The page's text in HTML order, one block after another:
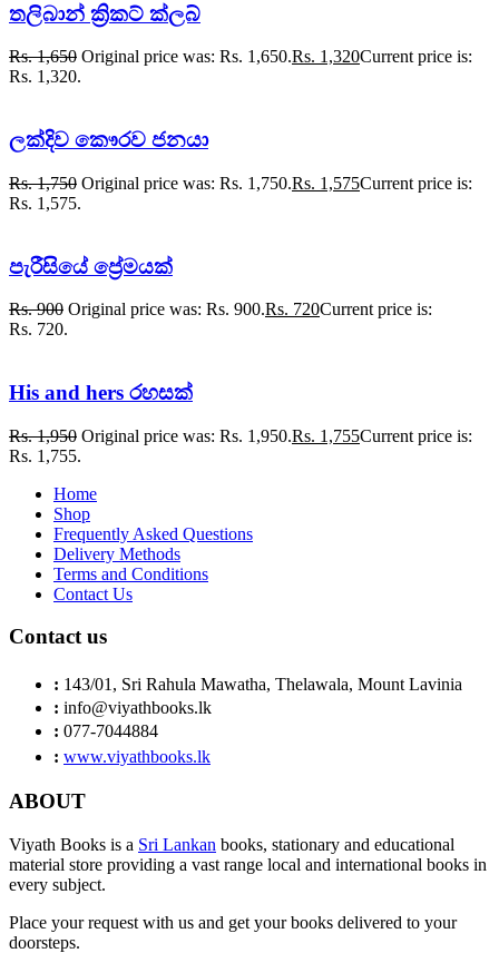
තලිබාන් ක්‍රිකට් ක්ලබ්
Rs.1,650 Original price was: Rs. 1,650.Rs. 1,320Current price is:
Rs. 1,320.
ලක්දිව කෞරව ජනයා
Rs.1,750 Original price was: Rs. 1,750.Rs. 1,575Current price is:
Rs. 1,575.
පැරීසියේ ප්‍රේමයක්
Rs.900 Original price was: Rs. 900.Rs. 720Current price is:
Rs. 720.
His and hers රහසක්
Rs.1,950 Original price was: Rs. 1,950.Rs. 1,755Current price is:
Rs. 1,755.
Home
Shop
Frequently Asked Questions
Delivery Methods
Terms and Conditions
Contact Us
Contact us
: 143/01, Sri Rahula Mawatha, Thelawala, Mount Lavinia
: info@viyathbooks.lk
: 077-7044884
: www.viyathbooks.lk
ABOUT
Viyath Books is a Sri Lankan books, stationary and educational
material store providing a vast range local and international books in
every subject.
Place your request with us and get your books delivered to your
doorsteps.